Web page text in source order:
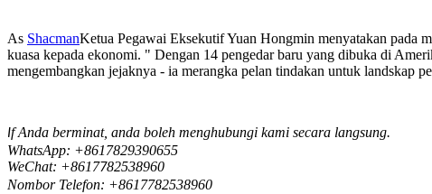
As ShacmanKetua Pegawai Eksekutif Yuan Hongmin menyatakan pada
kuasa kepada ekonomi. " Dengan 14 pengedar baru yang dibuka di
mengembangkan jejaknya - ia merangka pelan tindakan untuk landskap
If Anda berminat, anda boleh menghubungi kami secara langsung.
WhatsApp: +8617829390655
WeChat: +8617782538960
Nombor Telefon: +8617782538960